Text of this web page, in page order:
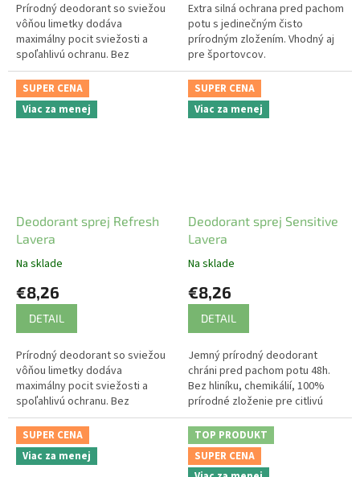
Prírodný deodorant so sviežou
vôňou limetky dodáva
maximálny pocit sviežosti a
spoľahlivú ochranu. Bez
hliníkových solí.
Extra silná ochrana pred pachom
potu s jedinečným čisto
prírodným zložením. Vhodný aj
pre športovcov.
SUPER CENA
Viac za menej
Deodorant sprej Refresh
Lavera
Na sklade
€8,26
DETAIL
Prírodný deodorant so sviežou
vôňou limetky dodáva
maximálny pocit sviežosti a
spoľahlivú ochranu. Bez
hliníkových solí.
SUPER CENA
Viac za menej
Deodorant sprej Sensitive
Lavera
Na sklade
€8,26
DETAIL
Jemný prírodný deodorant
chráni pred pachom potu 48h.
Bez hliníku, chemikálií, 100%
prírodné zloženie pre citlivú
pokožku podpazušia. Unisex
vôňa pre mužov aj pre ženy.
SUPER CENA
Viac za menej
TOP PRODUKT
SUPER CENA